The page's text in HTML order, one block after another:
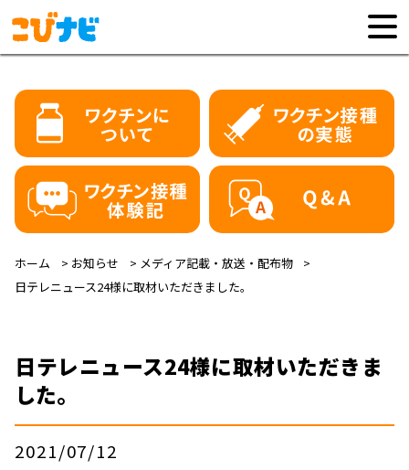
ホーム お知らせ
メディア記載・放送・配布物
日テレニュース24様に取材いただきました。
日テレニュース24様に取材いただきま
した。
2021/07/12